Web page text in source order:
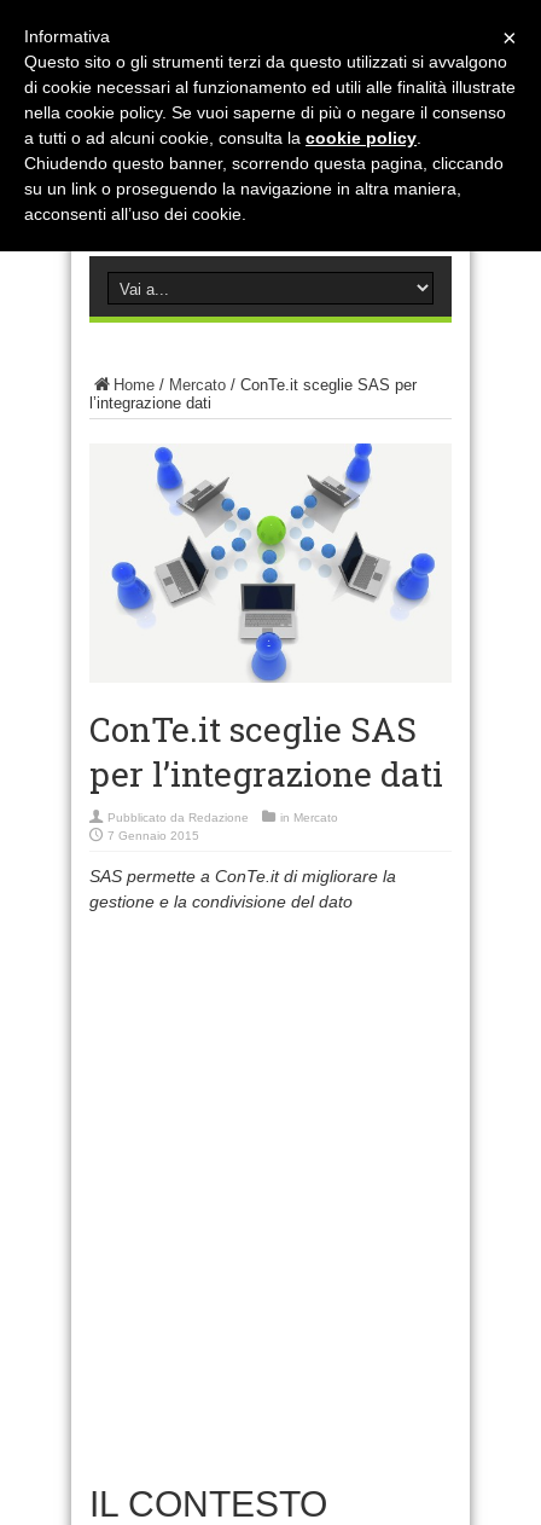
Home / Mercato / ConTe.it sceglie SAS per
l’integrazione dati
ConTe.it sceglie SAS
per l’integrazione dati
Pubblicato da Redazione in Mercato
7 Gennaio 2015
SAS permette a ConTe.it di migliorare la
gestione e la condivisione del dato
IL CONTESTO
×
Informativa
Questo sito o gli strumenti terzi da questo utilizzati si avvalgono
di cookie necessari al funzionamento ed utili alle finalità illustrate
nella cookie policy. Se vuoi saperne di più o negare il consenso
a tutti o ad alcuni cookie, consulta la cookie policy
Chiudendo questo banner, scorrendo questa pagina, cliccando
su un link o proseguendo la navigazione in altra maniera,
acconsenti all’uso dei cookie.